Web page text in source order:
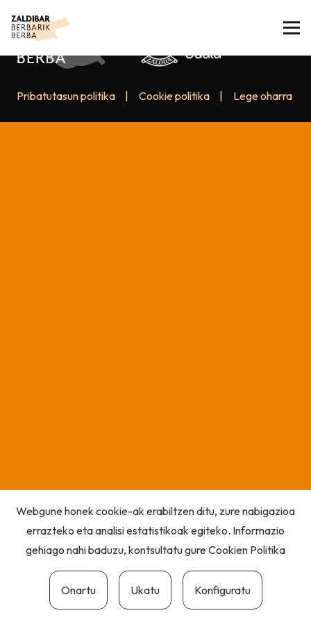
Pribatutasun politika Cookie politika Lege oharra
Webgune honek cookie-ak erabiltzen ditu, zure nabigazioa
errazteko eta analisi estatistikoak egiteko. Informazio
gehiago nahi baduzu, kontsultatu gureCookien Politika
Onartu Ukatu Konfiguratu